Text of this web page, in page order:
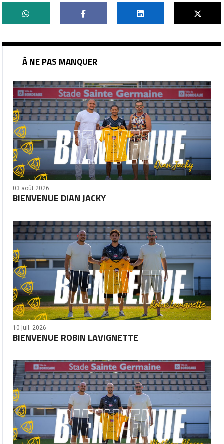
À NE PAS MANQUER
03 août 2026
BIENVENUE DIAN JACKY
10 juil. 2026
BIENVENUE ROBIN LAVIGNETTE